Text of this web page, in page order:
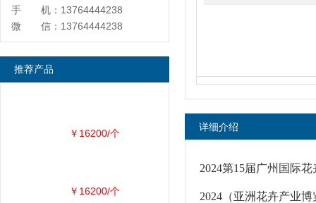
详细介绍
2024第15届广州国际
2024（亚洲花卉产业
手 机：13764444238
微 信：13764444238
推荐产品
￥16200/个
￥16200/个